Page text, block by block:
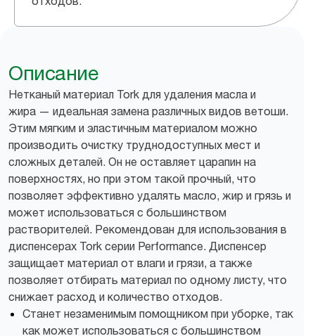
Описание
Нетканый материал Tork для удаления масла и
жира — идеальная замена различных видов ветоши.
Этим мягким и эластичным материалом можно
производить очистку труднодоступных мест и
сложных деталей. Он не оставляет царапин на
поверхностях, но при этом такой прочный, что
позволяет эффективно удалять масло, жир и грязь и
может использоваться с большинством
растворителей. Рекомендован для использования в
диспенсерах Tork серии Performance. Диспенсер
защищает материал от влаги и грязи, а также
позволяет отбирать материал по одному листу, что
снижает расход и количество отходов.
Станет незаменимым помощником при уборке, так
как может использоваться с большинством